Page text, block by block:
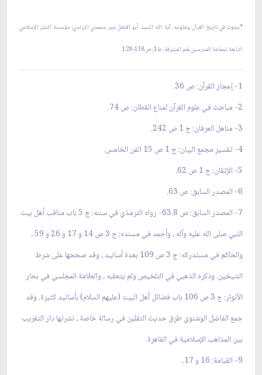
*بحوث في تاريخ القرآن وعلومه، آية الله السيد أبو الفضل مير محمدي الزرندي، مؤسسة النشر الإسلامي
التابعة لجماعة المدرسين بقم المشرفة، ط1، ص118-128.
1- إعجاز القرآن: ص 36.
2- مباحث في علوم القرآن لمناع القطان: ص 74.
3- مناهل العرفان: ج 1 ص 242.
4- تفسير مجمع البيان: ج 1 ص 15 الفن الخامس.
5- الإتقان: ج 1 ص 62.
6- المصدر السابق: ص 63.
7- المصدر السابق: ص 63.8- رواه الترمذي في سننه: ج 5 باب مناقب أهل بيت
النبي صلى الله عليه وآله ، وأحمد في مسنده: ج 3 ص 14 و 17 و 26 و 59 ،
والحاكم في مستدركه: ج 3 ص 109 بعدة أسانيد ، وقد صححها على شرط
الشيخين. وذكره الذهبي في التلخيص ولم يتعقبه ، والعلامة المجلسي في بحار
الأنوار: ج 3 ص 106 باب فضائل أهل البيت (عليهم السلام) بأسانيد كثيرة. وقد
جمع الفاضل الوشنوي طرق حديث الثقلين في رسالة خاصة ، نشرتها دار التقريب
بين المذاهب الإسلامية في القاهرة.
9- القيامة: 16 و 17..